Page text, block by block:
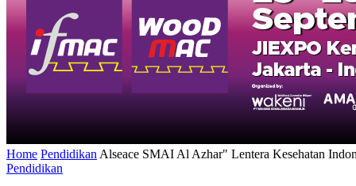
Home Pendidikan Alseace SMAI Al Azhar" Lentera Kesehatan
Pendidikan